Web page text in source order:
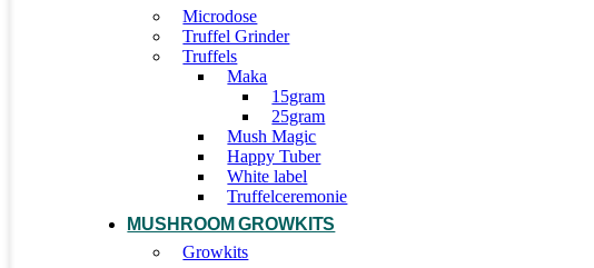
Microdose
Truffel Grinder
Truffels
Maka
15gram
25gram
Mush Magic
Happy Tuber
White label
Truffelceremonie
MUSHROOM GROWKITS
Growkits